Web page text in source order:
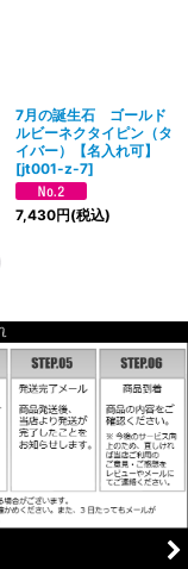
7月の誕生石 ゴールド
ルビーネクタイピン（タ
イバー）【名入れ可】
[jt001-z-7]
7,430円(税込)